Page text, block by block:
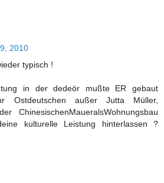
2010
typisch !
in der dedeör mußte ER gebaut
Ostdeutschen außer Jutta Müller,
ChinesischenMaueralsWohnungsbau
kulturelle Leistung hinterlassen ?